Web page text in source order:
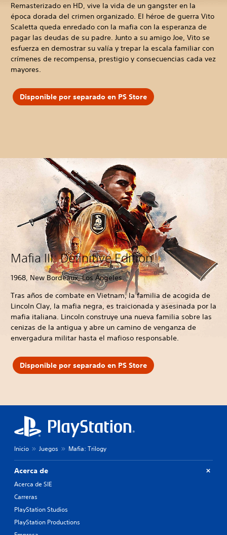
Remasterizado en HD, vive la vida de un gangster en la
época dorada del crimen organizado. El héroe de guerra Vito
Scaletta queda enredado con la mafia con la esperanza de
pagar las deudas de su padre. Junto a su amigo Joe, Vito se
esfuerza en demostrar su valía y trepar la escala familiar con
crímenes de recompensa, prestigio y consecuencias cada vez
mayores.
Disponible por separado en PS Store
Mafia III: Definitive Edition
1968, New Bordeaux, Los Ángeles.
Tras años de combate en Vietnam, la familia de acogida de
Lincoln Clay, la mafia negra, es traicionada y asesinada por la
mafia italiana. Lincoln construye una nueva familia sobre las
cenizas de la antigua y abre un camino de venganza de
envergadura militar hasta el mafioso responsable.
Disponible por separado en PS Store
Inicio Juegos Mafia: Trilogy
Acerca de
Acerca de SIE
Carreras
PlayStation Studios
PlayStation Productions